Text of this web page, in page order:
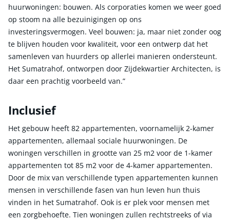
huurwoningen: bouwen. Als corporaties komen we weer goed
op stoom na alle bezuinigingen op ons
investeringsvermogen. Veel bouwen: ja, maar niet zonder oog
te blijven houden voor kwaliteit, voor een ontwerp dat het
samenleven van huurders op allerlei manieren ondersteunt.
Het Sumatrahof, ontworpen door Zijdekwartier Architecten, is
daar een prachtig voorbeeld van.”
Inclusief
Het gebouw heeft 82 appartementen, voornamelijk 2-kamer
appartementen, allemaal sociale huurwoningen. De
woningen verschillen in grootte van 25 m2 voor de 1-kamer
appartementen tot 85 m2 voor de 4-kamer appartementen.
Door de mix van verschillende typen appartementen kunnen
mensen in verschillende fasen van hun leven hun thuis
vinden in het Sumatrahof. Ook is er plek voor mensen met
een zorgbehoefte. Tien woningen zullen rechtstreeks of via